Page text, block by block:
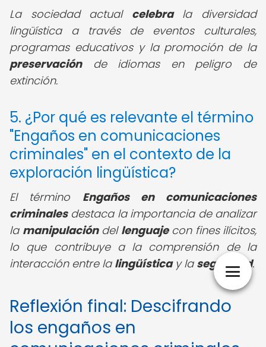
La sociedad actual celebrala diversidad
lingüística a través de eventos culturales,
programas educativos y la promoción de la
preservaciónde idiomas en peligro de
extinción.
5. ¿Por qué es relevante el término
"Engaños en comunicaciones
criminales" en el contexto de la
exploración lingüística?
El término Engaños en comunicaciones
criminalesdestaca la importancia de analizar
la manipulacióndel lenguajecon fines ilícitos,
lo que contribuye a la comprensión de la
interacción entre la lingüísticay la seguridad.
Reflexión final: Descifrando
los engaños en